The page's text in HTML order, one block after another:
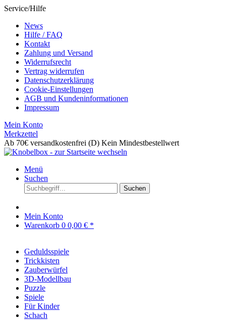
Service/Hilfe
News
Hilfe / FAQ
Kontakt
Zahlung und Versand
Widerrufsrecht
Vertrag widerrufen
Datenschutzerklärung
Cookie-Einstellungen
AGB und Kundeninformationen
Impressum
Mein Konto
Merkzettel
Ab 70€ versandkostenfrei (D) Kein Mindestbestellwert
Menü
Suchen
Suchen
Mein Konto
Warenkorb 0 0,00 € *
Geduldsspiele
Trickkisten
Zauberwürfel
3D-Modellbau
Puzzle
Spiele
Für Kinder
Schach